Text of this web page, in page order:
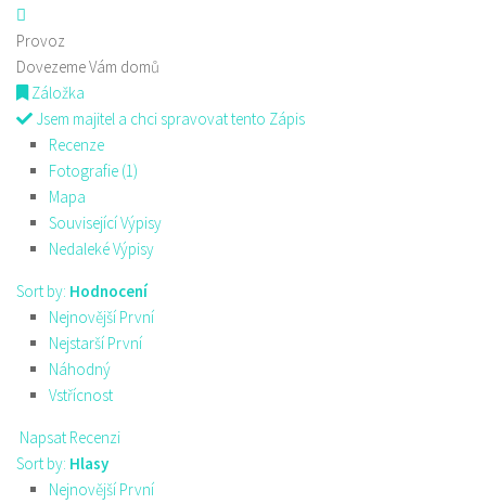
Provoz
Dovezeme Vám domů
Záložka
Jsem majitel a chci spravovat tento Zápis
Recenze
Fotografie (1)
Mapa
Související Výpisy
Nedaleké Výpisy
Sort by: Hodnocení
Nejnovější První
Nejstarší První
Náhodný
Vstřícnost
Napsat Recenzi
Sort by: Hlasy
Nejnovější První